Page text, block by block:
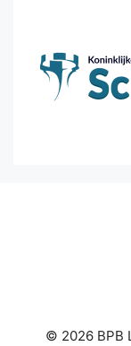
© 2026 BPB